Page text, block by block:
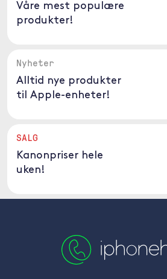
Våre mest populære
produkter!
Nyheter
Alltid nye produkter
til Apple-enheter!
SALG
Kanonpriser hele
uken!